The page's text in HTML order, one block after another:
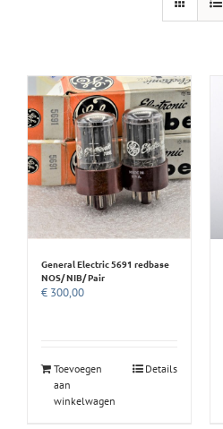
General Electric 5691 redbase
NOS/ NIB/ Pair
€ 300,00
Toevoegen
aan
winkelwagen
Details